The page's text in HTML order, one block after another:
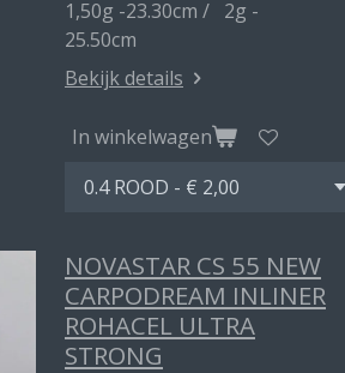
1,50g -23.30cm / 2g -
25.50cm
Bekijk details
In winkelwagen
NOVASTAR CS 55 NEW
CARPODREAM INLINER
ROHACEL ULTRA
STRONG